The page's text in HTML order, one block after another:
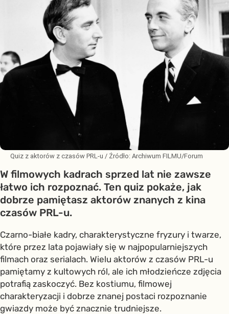
Quiz z aktorów z czasów PRL-u / Źródło: Archiwum FILMU/Forum
W filmowych kadrach sprzed lat nie zawsze
łatwo ich rozpoznać. Ten quiz pokaże, jak
dobrze pamiętasz aktorów znanych z kina
czasów PRL-u.
Czarno-białe kadry, charakterystyczne fryzury i twarze,
które przez lata pojawiały się w najpopularniejszych
filmach oraz serialach. Wielu aktorów z czasów PRL-u
pamiętamy z kultowych ról, ale ich młodzieńcze zdjęcia
potrafią zaskoczyć. Bez kostiumu, filmowej
charakteryzacji i dobrze znanej postaci rozpoznanie
gwiazdy może być znacznie trudniejsze.